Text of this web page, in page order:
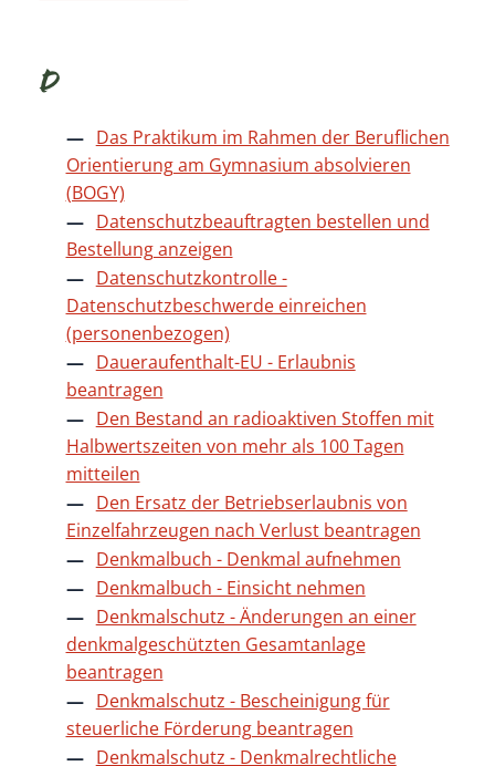
D
Das Praktikum im Rahmen der Beruflichen
Orientierung am Gymnasium absolvieren
(BOGY)
Datenschutzbeauftragten bestellen und
Bestellung anzeigen
Datenschutzkontrolle -
Datenschutzbeschwerde einreichen
(personenbezogen)
Daueraufenthalt-EU - Erlaubnis
beantragen
Den Bestand an radioaktiven Stoffen mit
Halbwertszeiten von mehr als 100 Tagen
mitteilen
Den Ersatz der Betriebserlaubnis von
Einzelfahrzeugen nach Verlust beantragen
Denkmalbuch - Denkmal aufnehmen
Denkmalbuch - Einsicht nehmen
Denkmalschutz - Änderungen an einer
denkmalgeschützten Gesamtanlage
beantragen
Denkmalschutz - Bescheinigung für
steuerliche Förderung beantragen
Denkmalschutz - Denkmalrechtliche